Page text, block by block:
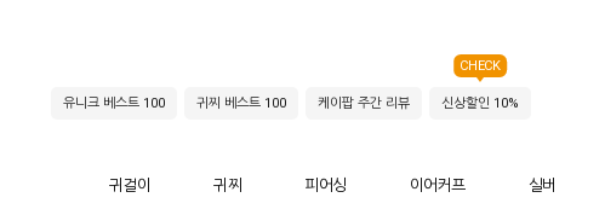
유니크 베스트 100 귀찌 베스트 100 케이팝 주간 리뷰 신상할인 10%
CHECK
귀걸이 귀찌 피어싱 이어커프 실버